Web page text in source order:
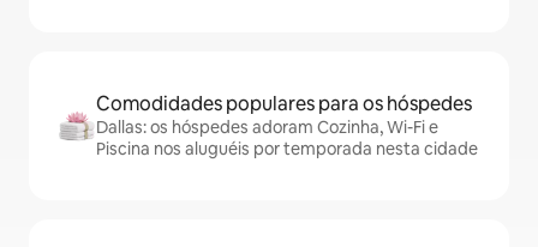
Comodidades populares para os hóspedes
Dallas: os hóspedes adoram Cozinha, Wi-Fi e
Piscina nos aluguéis por temporada nesta cidade